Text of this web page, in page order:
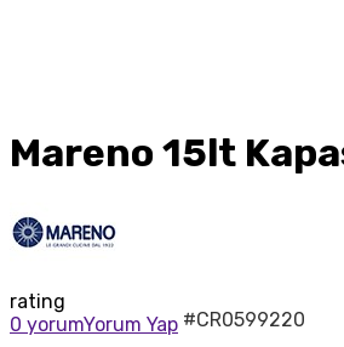
Mareno 15lt
rating
0 yorumYorum Yap #CR0599220